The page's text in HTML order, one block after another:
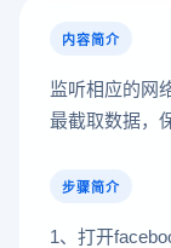
内容简介
监听相应的网
最截取数据，
步骤简介
1、打开